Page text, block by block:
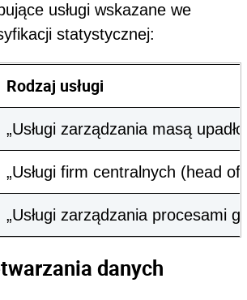
usługi wskazane we
statystycznej:
Rodzaj usługi
„Usługi zarządzania masą
„Usługi firm centralnych (head
„Usługi zarządzania procesami
danych